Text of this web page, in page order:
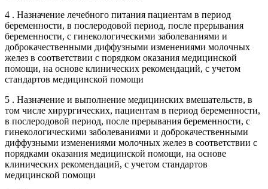
4 . Назначение лечебного питания пациентам в период
беременности, в послеродовой период, после прерывания
беременности, с гинекологическими заболеваниями и
доброкачественными диффузными изменениями молочных
желез в соответствии с порядком оказания медицинской
помощи, на основе клинических рекомендаций, с учетом
стандартов медицинской помощи
5 . Назначение и выполнение медицинских вмешательств, в
том числе хирургических, пациентам в период беременности,
в послеродовой период, после прерывания беременности, с
гинекологическими заболеваниями и доброкачественными
диффузными изменениями молочных желез в соответствии с
порядками оказания медицинской помощи, на основе
клинических рекомендаций, с учетом стандартов
медицинской помощи